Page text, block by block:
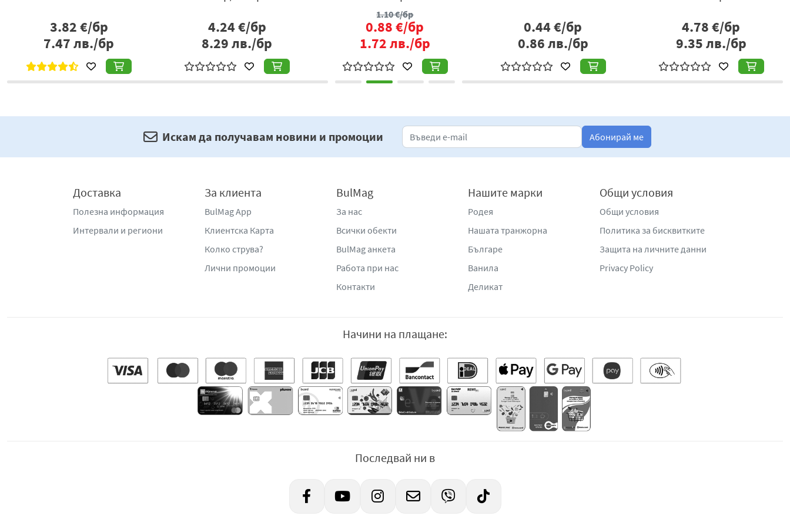
3.82€/бр
7.47лв./бр
4.24€/бр
8.29лв./бр
1.10€/бр
0.88€/бр
1.72лв./бр
0.44€/бр
0.86лв./бр
4.78€/бр
9.35лв./бр
Искам да получавам новини и промоции Абонирай ме
Доставка
Полезна информация
Интервали и региони
За клиента
BulMag App
Клиентска Карта
Колко струва?
Лични промоции
BulMag
За нас
Всички обекти
BulMag анкета
Работа при нас
Контакти
Нашите марки
Родея
Нашата транжорна
Българе
Ванила
Деликат
Общи условия
Общи условия
Политика за бисквитките
Защита на личните данни
Privacy Policy
Начини на плащане:
Последвай ни в